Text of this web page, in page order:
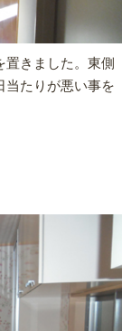
きました。東側
当たりが悪い事を